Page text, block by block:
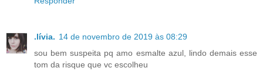
.lívia. 14 de novembro de 2019 às 08:29
sou bem suspeita pq amo esmalte azul, lindo demais esse
tom da risque que vc escolheu